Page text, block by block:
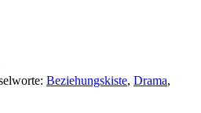
Beziehungskiste, Drama,